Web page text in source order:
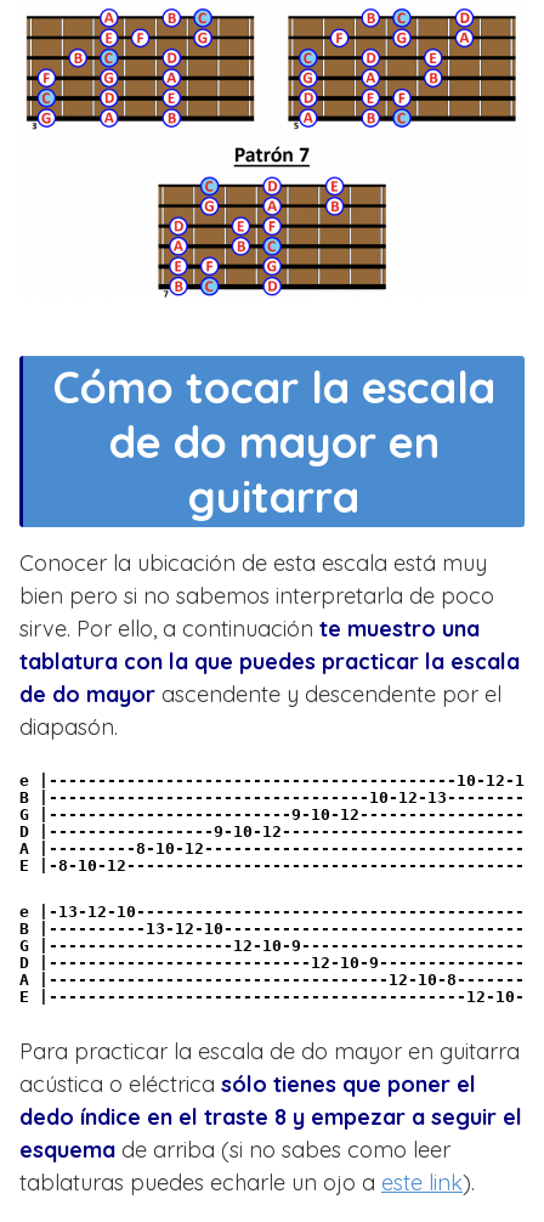
Cómo tocar la escala
de do mayor en
guitarra
Conocer la ubicación de esta escala está muy
bien pero si no sabemos interpretarla de poco
sirve. Por ello, a continuación te muestro una
tablatura con la que puedes practicar la escala
de do mayor ascendente y descendente por el
diapasón.
e |------------------------------------------10-12-
B |---------------------------------10-12-
G |-------------------------9-10-
D |-----------------9-10-
A |---------8-10-
E |-8-10-
e |-13-12-
B |----------13-12-
G |-------------------12-10-
D |---------------------------12-10-
A |-----------------------------------12-10-
E |-------------------------------------------12-10-
Para practicar la escala de do mayor en guitarra
acústica o eléctrica sólo tienes que poner el
dedo índice en el traste 8 y empezar a seguir el
esquema de arriba (si no sabes como leer
tablaturas puedes echarle un ojo a este link).